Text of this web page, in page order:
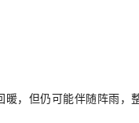
，但仍可能伴随阵雨